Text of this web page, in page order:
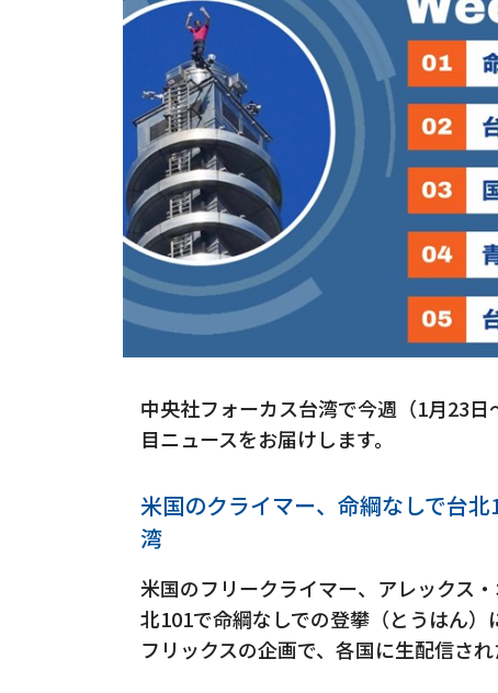
中央社フォーカス台湾で今週（1月23
目ニュースをお届けします。
米国のクライマー、命綱なしで台
湾
米国のフリークライマー、アレックス
北101で命綱なしでの登攀（とうはん
フリックスの企画で、各国に生配信され